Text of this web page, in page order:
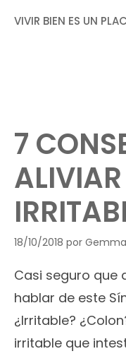
VIVIR BIEN ES UN
7
18/10/2018 por
Casi seguro que
hablar de este
¿Irritable?
irritable que